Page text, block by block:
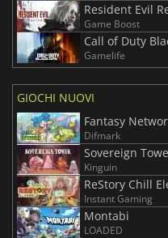
Resident Evil
Game Boost
Call of Duty
Gamelife
GIOCHI NUOVI
Fantasy
Difmark
Sovereign
Kinguin
ReStory Chill
Instant Gaming
Montabi
LOADED